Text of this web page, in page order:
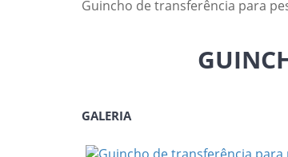
Guincho de transferência para
GALERIA